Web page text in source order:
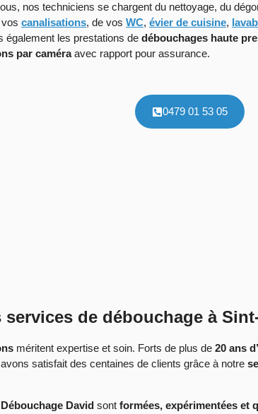
nos techniciens se chargent du nettoyage, du
canalisations, de vos WC, évier de cuisine,
également les prestations de débouchages haute
par caméraavec rapport pour assurance.
0479 01 53 05
services de débouchage à
méritent expertise et soin. Forts de plus de 20 ans
satisfait des centaines de clients grâce à notre
Débouchage David sont formées, expérimentées et